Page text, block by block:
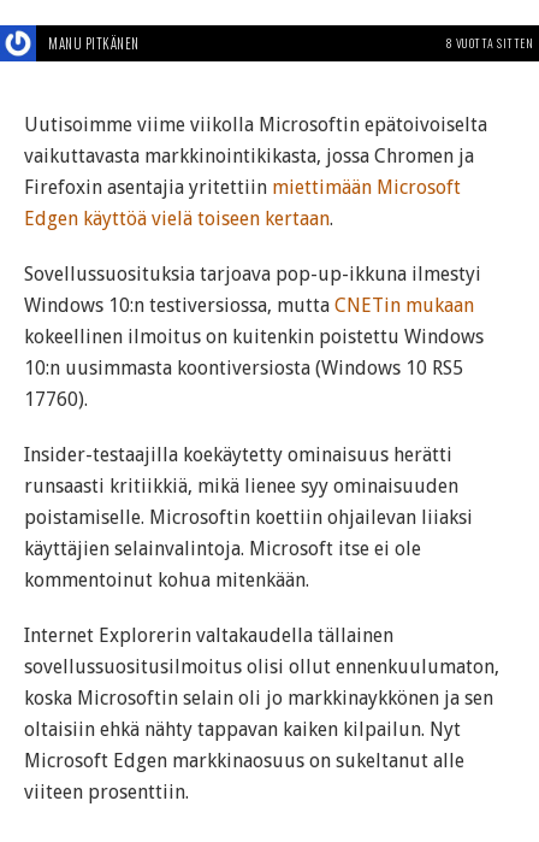
MANU PITKÄNEN 8 VUOTTA SITTEN
Uutisoimme viime viikolla Microsoftin epätoivoiselta
vaikuttavasta markkinointikikasta, jossa Chromen ja
Firefoxin asentajia yritettiin miettimään Microsoft
Edgen käyttöä vielä toiseen kertaan.
Sovellussuosituksia tarjoava pop-up-ikkuna ilmestyi
Windows 10:n testiversiossa, mutta CNETin mukaan
kokeellinen ilmoitus on kuitenkin poistettu Windows
10:n uusimmasta koontiversiosta (Windows 10 RS5
17760).
Insider-testaajilla koekäytetty ominaisuus herätti
runsaasti kritiikkiä, mikä lienee syy ominaisuuden
poistamiselle. Microsoftin koettiin ohjailevan liiaksi
käyttäjien selainvalintoja. Microsoft itse ei ole
kommentoinut kohua mitenkään.
Internet Explorerin valtakaudella tällainen
sovellussuositusilmoitus olisi ollut ennenkuulumaton,
koska Microsoftin selain oli jo markkinaykkönen ja sen
oltaisiin ehkä nähty tappavan kaiken kilpailun. Nyt
Microsoft Edgen markkinaosuus on sukeltanut alle
viiteen prosenttiin.